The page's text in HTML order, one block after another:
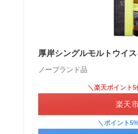
厚岸シングルモルトウイス
ノーブランド品
＼楽天ポイント5
楽天
＼ポイント